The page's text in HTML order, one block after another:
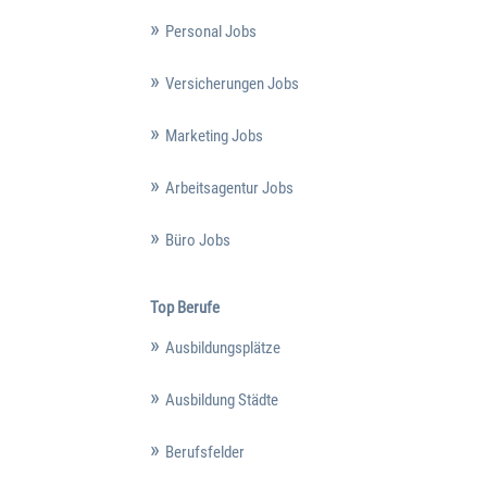
Personal Jobs
Versicherungen Jobs
Marketing Jobs
Arbeitsagentur Jobs
Büro Jobs
Top Berufe
Ausbildungsplätze
Ausbildung Städte
Berufsfelder